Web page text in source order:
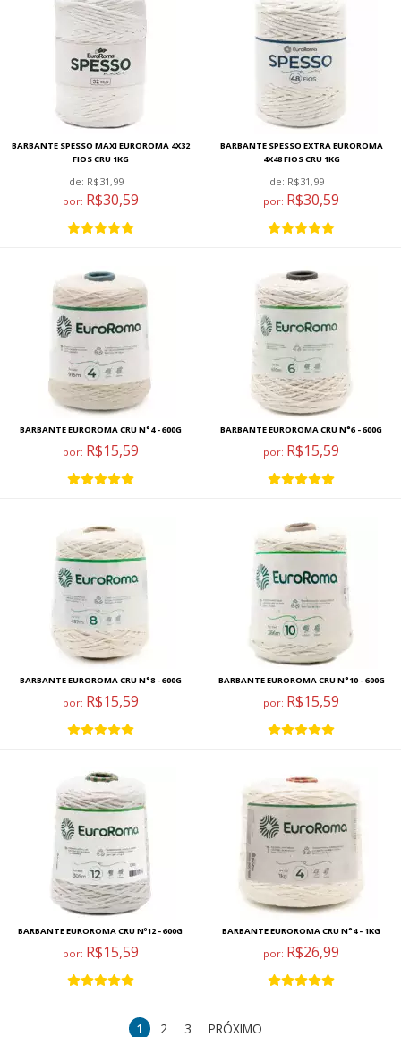
BARBANTE SPESSO MAXI EUROROMA 4X32
FIOS CRU 1KG
de: R$31,99
por: R$30,59
BARBANTE SPESSO EXTRA EUROROMA
4X48 FIOS CRU 1KG
de: R$31,99
por: R$30,59
BARBANTE EUROROMA CRU N°4 - 600G
por: R$15,59
BARBANTE EUROROMA CRU N°6 - 600G
por: R$15,59
BARBANTE EUROROMA CRU N°8 - 600G
por: R$15,59
BARBANTE EUROROMA CRU N°10 - 600G
por: R$15,59
BARBANTE EUROROMA CRU Nº12 - 600G
por: R$15,59
BARBANTE EUROROMA CRU N°4 - 1KG
por: R$26,99
1 2 3 PRÓXIMO